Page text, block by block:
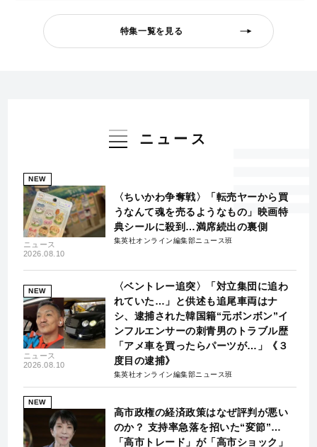
特集一覧を見る
ニュース
NEW
ニュース
2026.08.10
〈ちいかわ争奪戦〉「転売ヤーから買
うなんて魂を売るようなもの」映画特
典シールに殺到…満席続出の裏側
集英社オンライン編集部ニュース班
NEW
ニュース
2026.08.10
〈ベントレー追突〉「対立集団に追わ
れていた…」と供述も追尾車両はナ
シ、逮捕された韓国籍“元ボンボン”イ
ンフルエンサーの刺青男のトラブル歴
「アメ車を買ったらパーツが…」《３
度目の逮捕》
集英社オンライン編集部ニュース班
NEW
高市政権の経済政策はなぜ評判が悪い
のか？ 支持率急落を招いた“変節”…
「高市トレード」が「高市ショック」